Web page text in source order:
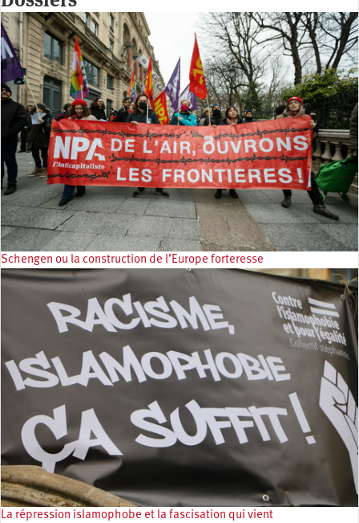
Schengen ou la construction de l’Europe forteresse
La répression islamophobe et la fascisation qui vient